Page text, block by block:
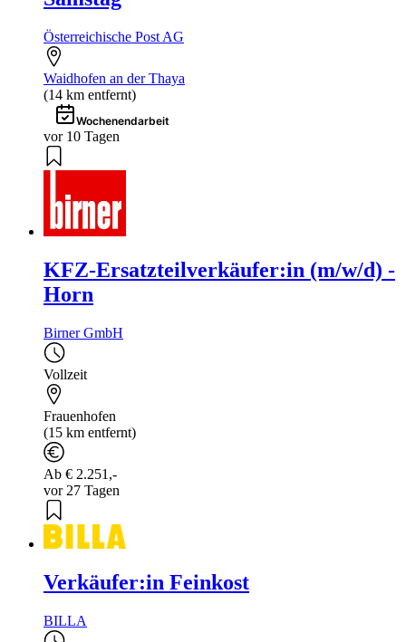
Österreichische Post AG
Waidhofen an der Thaya
(14 km entfernt)
Wochenendarbeit
vor 10 Tagen
KFZ-Ersatzteilverkäufer:in (m/w/d) -
Horn
Birner GmbH
Vollzeit
Frauenhofen
(15 km entfernt)
Ab € 2.251,-
vor 27 Tagen
Verkäufer:in Feinkost
BILLA